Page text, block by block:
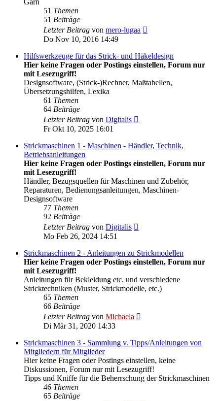
Garn
51 Themen
51 Beiträge
Letzter Beitrag von mero-lugaa
Do Nov 10, 2016 14:49
Hilfswerkzeuge für das Strick- und Häkeldesign
Hier keine Fragen oder Postings einstellen, Forum nur
mit Lesezugriff!
Designsoftware, (Strick-)Rechner, Maßtabellen,
Übersetzungshilfen, Lexika
61 Themen
64 Beiträge
Letzter Beitrag von Digitalis
Fr Okt 10, 2025 16:01
Strickmaschinen 1 - Maschinen - Händler, Technik,
Betriebsanleitungen
Hier keine Fragen oder Postings einstellen, Forum nur
mit Lesezugriff!
Händler, Bezugsquellen für Maschinen und Zubehör,
Reparaturen, Bedienungsanleitungen, Maschinen-
Designsoftware
77 Themen
92 Beiträge
Letzter Beitrag von Digitalis
Mo Feb 26, 2024 14:51
Strickmaschinen 2 - Anleitungen zu Strickmodellen
Hier keine Fragen oder Postings einstellen, Forum nur
mit Lesezugriff!
Anleitungen für Bekleidung etc. und verschiedene
Stricktechniken (Muster, Strickmodelle, etc.)
65 Themen
66 Beiträge
Letzter Beitrag von Michaela
Di Mär 31, 2020 14:33
Strickmaschinen 3 - Sammlung v. Tipps/Anleitungen von
Mitgliedern für Mitglieder
Hier keine Fragen oder Postings einstellen, keine
Diskussionen, Forum nur mit Lesezugriff!
Tipps und Kniffe für die Beherrschung der Strickmaschinen
46 Themen
65 Beiträge